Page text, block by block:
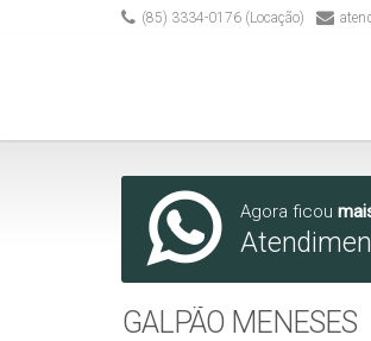
(85) 3334-0176 (Locação)
Agora ficou
GALPÃO MENESES